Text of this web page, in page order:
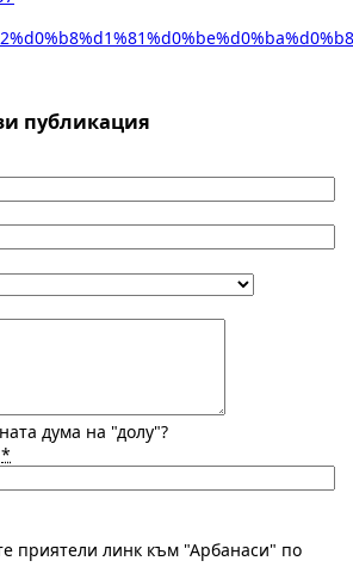
публикация
дума на "долу"?
*
приятели линк към "Арбанаси" по